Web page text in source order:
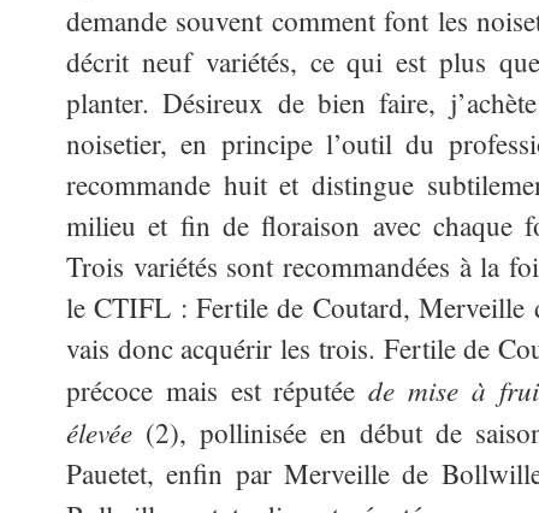
demande souvent comment font les
décrit neuf variétés, ce qui est plus
planter. Désireux de bien faire,
noisetier, en principe l’outil du
recommande huit et distingue
milieu et fin de floraison avec chaque
Trois variétés sont recommandées à la
le CTIFL : Fertile de Coutard, Merveille
vais donc acquérir les trois. Fertile de
précoce mais est réputéede mise à
élevée (2), pollinisée en début de
Pauetet, enfin par Merveille de